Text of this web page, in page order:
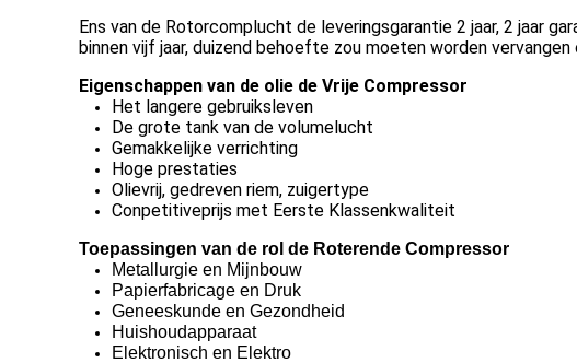
Ens van de Rotorcomplucht de leveringsgarantie 2 jaar, 2 jaar
binnen vijf jaar, duizend behoefte zou moeten worden
Eigenschappen van de olie de Vrije Compressor
Het langere gebruiksleven
De grote tank van de volumelucht
Gemakkelijke verrichting
Hoge prestaties
Olievrij, gedreven riem, zuigertype
Conpetitiveprijs met Eerste Klassenkwaliteit
Toepassingen van de rol de Roterende Compressor
Metallurgie en Mijnbouw
Papierfabricage en Druk
Geneeskunde en Gezondheid
Huishoudapparaat
Elektronisch en Elektro